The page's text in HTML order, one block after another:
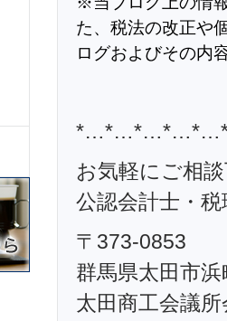
た、税法の改正や
ログおよびその内
お気軽にご相
公認会計士・
〒373-0853
群馬県太田市
太田商工会議